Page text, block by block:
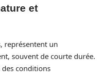
et
représentent un
souvent de courte durée.
des conditions